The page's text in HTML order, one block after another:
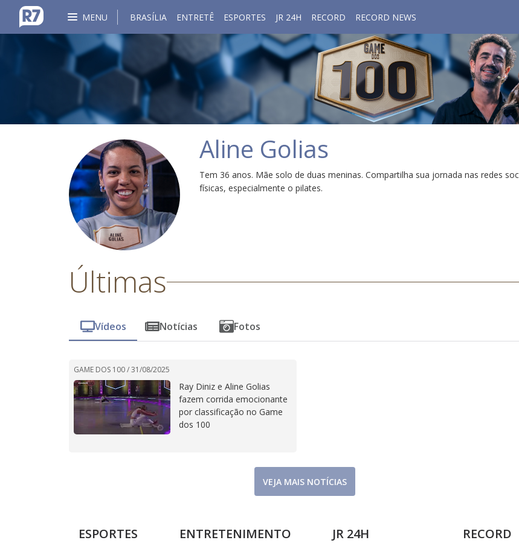
MENU BRASÍLIA ENTRETÊ ESPORTES JR 24H RECORD RECORD NEWS
Aline Golias
Tem 36 anos. Mãe solo de duas meninas. Compartilha sua jornada nas redes
físicas, especialmente o pilates.
Últimas
Vídeos Notícias Fotos
GAME DOS 100 /31/08/2025
Ray Diniz e Aline Golias
fazem corrida emocionante
por classificação no Game
dos 100
VEJA MAIS NOTÍCIAS
ESPORTES ENTRETENIMENTO JR 24H RECORD